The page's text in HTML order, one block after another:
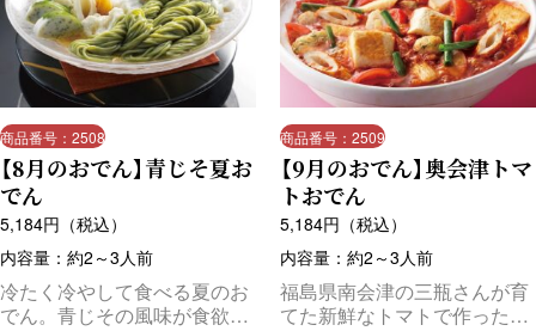
商品番号：2508
【8月のおでん】青じそ夏お
でん
5,184円（税込）
内容量：約2～3人前
冷たく冷やして食べる夏のお
でん。青じその風味が食欲を
商品番号：2509
【9月のおでん】奥会津トマ
トおでん
5,184円（税込）
内容量：約2～3人前
福島県南会津の三瓶さんが育
てた新鮮なトマトで作った